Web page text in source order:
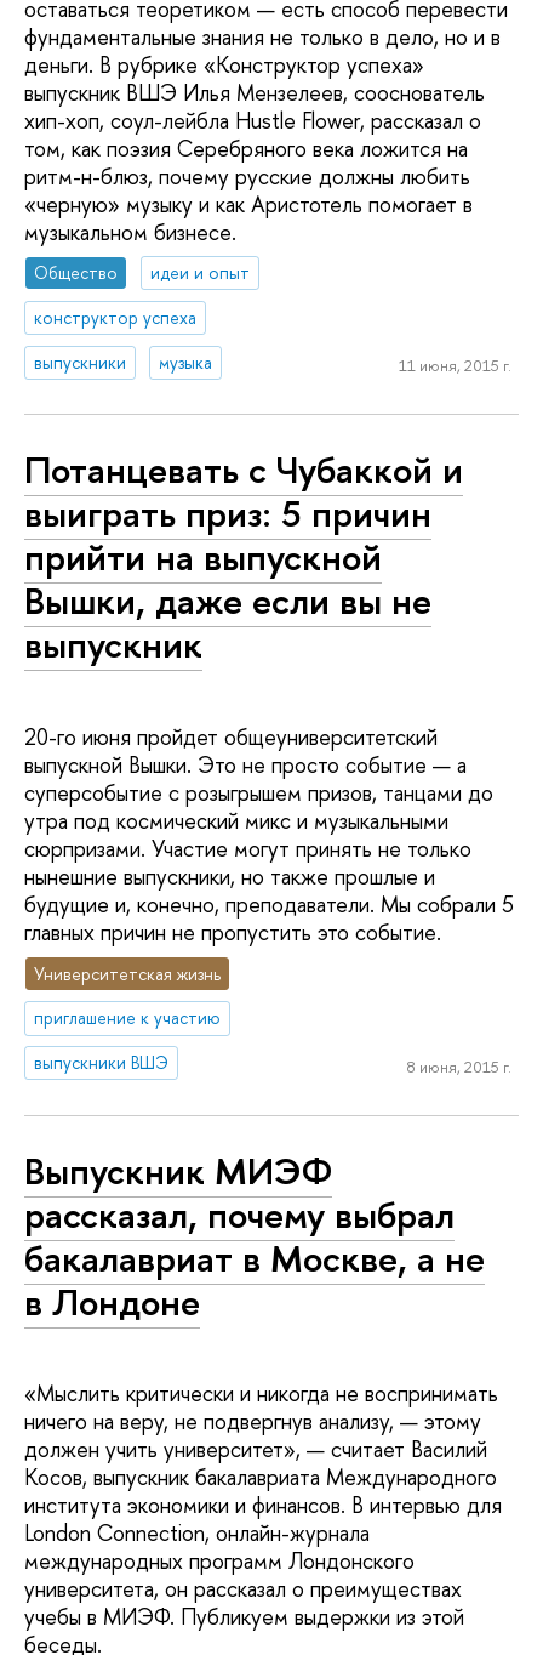
оставаться теоретиком — есть способ перевести
фундаментальные знания не только в дело, но и в
деньги. В рубрике «Конструктор успеха»
выпускник ВШЭ Илья Мензелеев, сооснователь
хип-хоп, соул-лейбла Hustle Flower, рассказал о
том, как поэзия Серебряного века ложится на
ритм-н-блюз, почему русские должны любить
«черную» музыку и как Аристотель помогает в
музыкальном бизнесе.
Общество
идеи и опыт
конструктор успеха
выпускники
музыка 11 июня, 2015 г.
Потанцевать с Чубаккой и
выиграть приз: 5 причин
прийти на выпускной
Вышки, даже если вы не
выпускник
20-го июня пройдет общеуниверситетский
выпускной Вышки. Это не просто событие — а
суперсобытие с розыгрышем призов, танцами до
утра под космический микс и музыкальными
сюрпризами. Участие могут принять не только
нынешние выпускники, но также прошлые и
будущие и, конечно, преподаватели. Мы собрали 5
главных причин не пропустить это событие.
Университетская жизнь
приглашение к участию
выпускники ВШЭ
8 июня, 2015 г.
Выпускник МИЭФ
рассказал, почему выбрал
бакалавриат в Москве, а не
в Лондоне
«Мыслить критически и никогда не воспринимать
ничего на веру, не подвергнув анализу, — этому
должен учить университет», — считает Василий
Косов, выпускник бакалавриата Международного
института экономики и финансов. В интервью для
London Connection, онлайн-журнала
международных программ Лондонского
университета, он рассказал о преимуществах
учебы в МИЭФ. Публикуем выдержки из этой
беседы.